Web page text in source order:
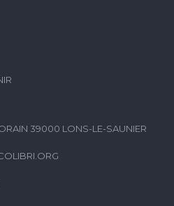
39000 LONS-LE-SAUNIER